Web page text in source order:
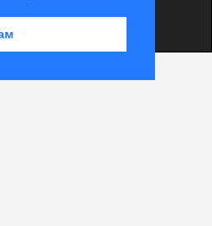
КЛЮЧКО © 2026